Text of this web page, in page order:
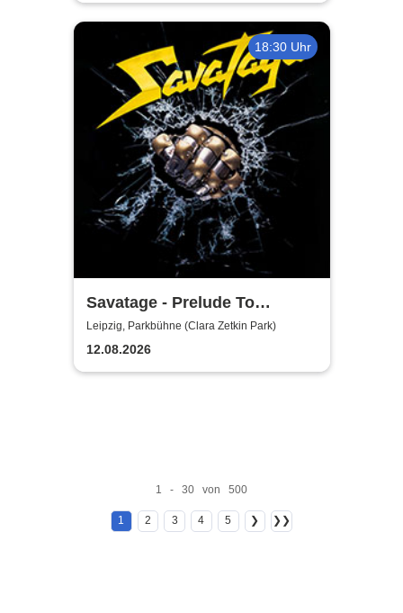
18:30 Uhr
Savatage - Prelude To
Madness - Summer Tour 2026
Leipzig, Parkbühne (Clara Zetkin Park)
12.08.2026
1 - 30 von 500
1 2 3 4 5 ❯ ❯❯